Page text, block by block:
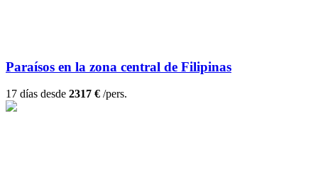
Paraísos en la zona central de Filipinas
17 días desde 2317 € /pers.